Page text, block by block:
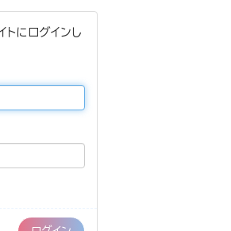
トにログインし